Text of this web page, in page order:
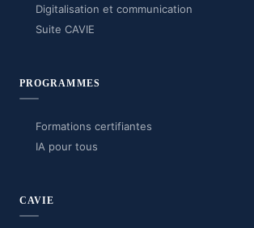
Digitalisation et communication
Suite CAVIE
PROGRAMMES
Formations certifiantes
IA pour tous
CAVIE